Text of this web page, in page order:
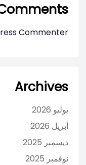
Commenter
Archives
يوليو 2026
أبريل 2026
ديسمبر 2025
نوفمبر 2025